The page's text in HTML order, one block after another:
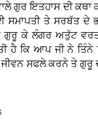
ਗੁਰ ਇਤਹਾਸ ਦੀ ਕਥਾ
ਸਮਾਪਤੀ ਤੇ ਸਰਬੱਤ ਦੇ
ਗੁਰੂ ਕੇ ਲੰਗਰ ਅਤੁੱਟ
ਹੈ ਕਿ ਆਪ ਜੀ ਨੇ
ਜੀਵਨ ਸਫਲੇ ਕਰਨੇ ਤੇ